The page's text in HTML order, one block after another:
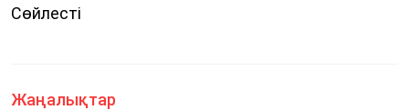
Сөйлесті
Жаңалықтар